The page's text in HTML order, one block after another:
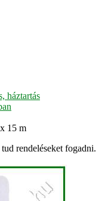
háztartás
15 m
rendeléseket fogadni.